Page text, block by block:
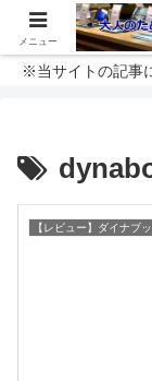
※当サイトの記事
【レビュー】ダイナブ
メニュー